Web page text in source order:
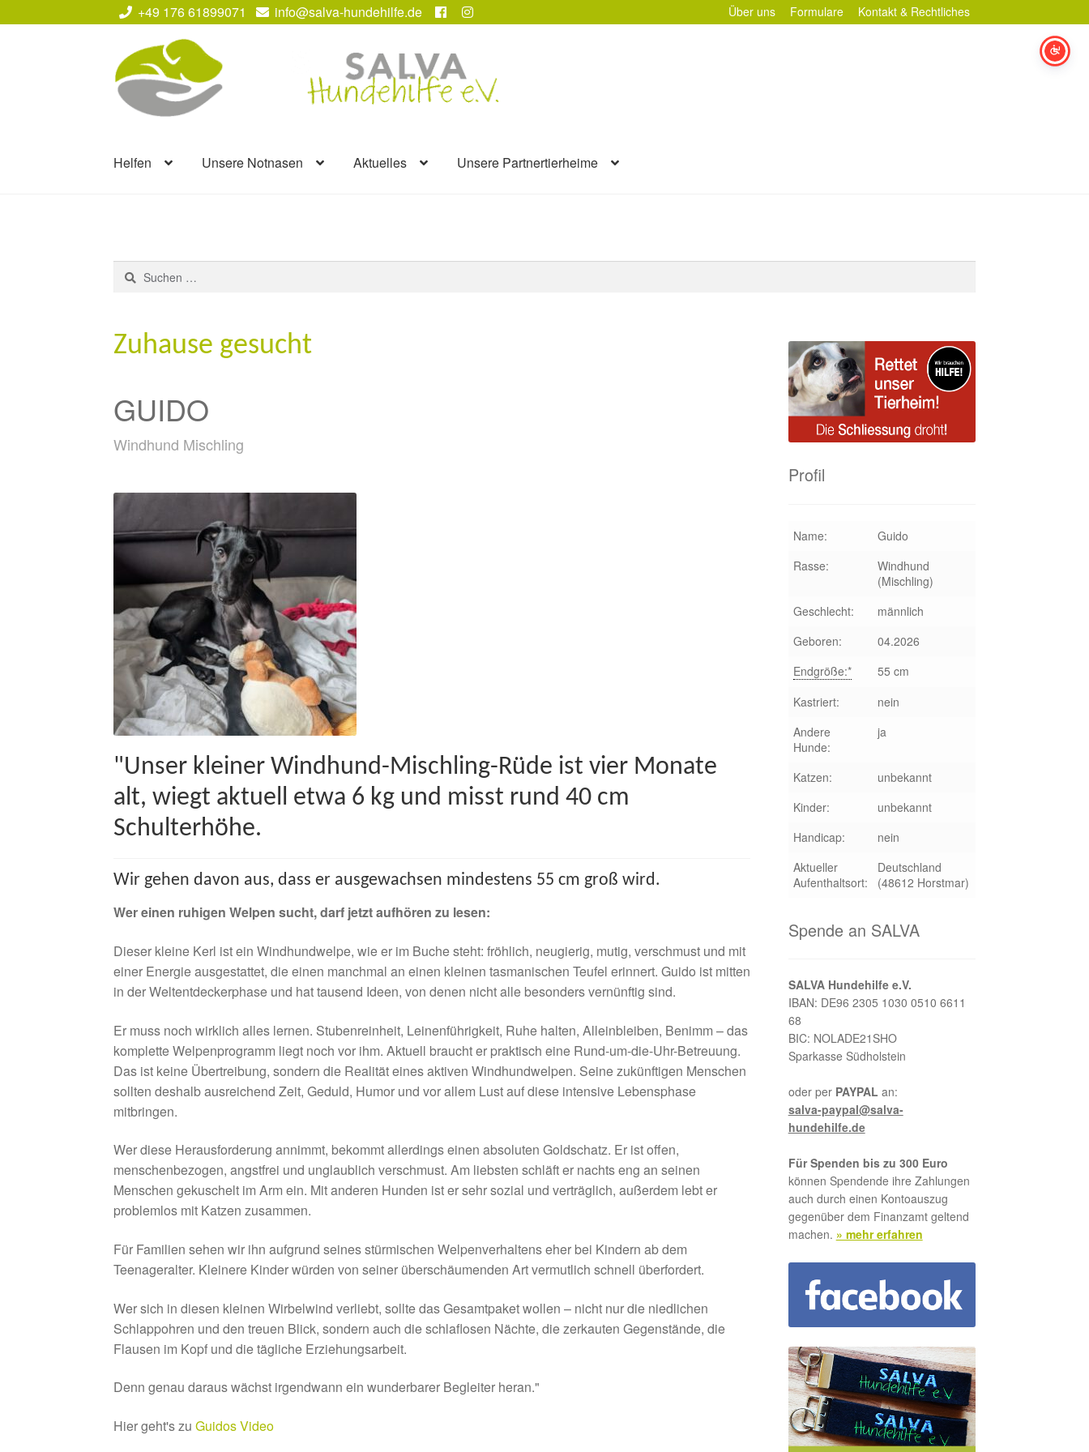
+49 176 61899071 info@salva-hundehilfe.de Über uns Formulare Kontakt & Rechtliches
Navigation
springen
Zum
Inhalt
springen
Helfen Unsere Notnasen Aktuelles Unsere Partnertierheime
Suchen
nach:
Zuhause gesucht
GUIDO
Windhund Mischling
"Unser kleiner Windhund-Mischling-Rüde ist vier Monate
alt, wiegt aktuell etwa 6 kg und misst rund 40 cm
Schulterhöhe.
Wir gehen davon aus, dass er ausgewachsen mindestens 55 cm groß wird.
Wer einen ruhigen Welpen sucht, darf jetzt aufhören zu lesen:
Dieser kleine Kerl ist ein Windhundwelpe, wie er im Buche steht: fröhlich, neugierig, mutig, verschmust und mit
einer Energie ausgestattet, die einen manchmal an einen kleinen tasmanischen Teufel erinnert. Guido ist mitten
in der Weltentdeckerphase und hat tausend Ideen, von denen nicht alle besonders vernünftig sind.
Er muss noch wirklich alles lernen. Stubenreinheit, Leinenführigkeit, Ruhe halten, Alleinbleiben, Benimm – das
komplette Welpenprogramm liegt noch vor ihm. Aktuell braucht er praktisch eine Rund-um-die-Uhr-Betreuung.
Das ist keine Übertreibung, sondern die Realität eines aktiven Windhundwelpen. Seine zukünftigen Menschen
sollten deshalb ausreichend Zeit, Geduld, Humor und vor allem Lust auf diese intensive Lebensphase
mitbringen.
Wer diese Herausforderung annimmt, bekommt allerdings einen absoluten Goldschatz. Er ist offen,
menschenbezogen, angstfrei und unglaublich verschmust. Am liebsten schläft er nachts eng an seinen
Menschen gekuschelt im Arm ein. Mit anderen Hunden ist er sehr sozial und verträglich, außerdem lebt er
problemlos mit Katzen zusammen.
Für Familien sehen wir ihn aufgrund seines stürmischen Welpenverhaltens eher bei Kindern ab dem
Teenageralter. Kleinere Kinder würden von seiner überschäumenden Art vermutlich schnell überfordert.
Wer sich in diesen kleinen Wirbelwind verliebt, sollte das Gesamtpaket wollen – nicht nur die niedlichen
Schlappohren und den treuen Blick, sondern auch die schlaflosen Nächte, die zerkauten Gegenstände, die
Flausen im Kopf und die tägliche Erziehungsarbeit.
Denn genau daraus wächst irgendwann ein wunderbarer Begleiter heran."
Hier geht's zuGuidos Video
Profil
Name:
Guido
Rasse:
Windhund
(Mischling)
Geschlecht:
männlich
Geboren:
04.2026
Endgröße:*
55 cm
Kastriert:
nein
Andere
Hunde:
ja
Katzen:
unbekannt
Kinder:
unbekannt
Handicap:
nein
Aktueller
Aufenthaltsort:
Deutschland
(48612 Horstmar)
Spende an SALVA
SALVA Hundehilfe e.V.
IBAN: DE96 2305 1030 0510 6611
68
BIC: NOLADE21SHO
Sparkasse Südholstein
oder per PAYPAL an:
salva-paypal@salva-
hundehilfe.de
Für Spenden bis zu 300 Euro
können Spendende ihre Zahlungen
auch durch einen Kontoauszug
gegenüber dem Finanzamt geltend
machen. » mehr erfahren